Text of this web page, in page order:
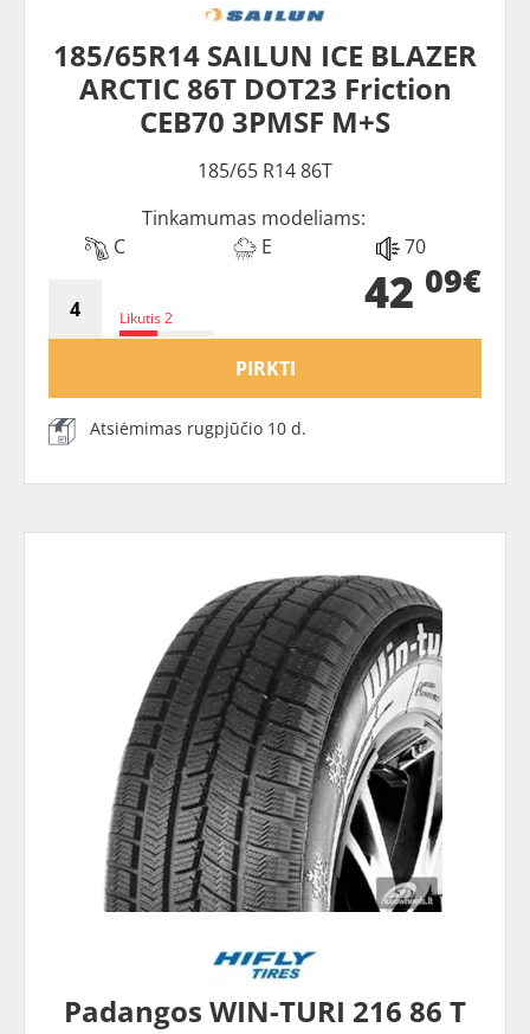
185/65R14 SAILUN ICE BLAZER
ARCTIC 86T DOT23 Friction
CEB70 3PMSF M+S
185/65 R14 86T
Tinkamumas modeliams:
C
E 70
Likutis 2 42 09€
PIRKTI
Atsiėmimas rugpjūčio 10 d.
Padangos WIN-TURI 216 86 T